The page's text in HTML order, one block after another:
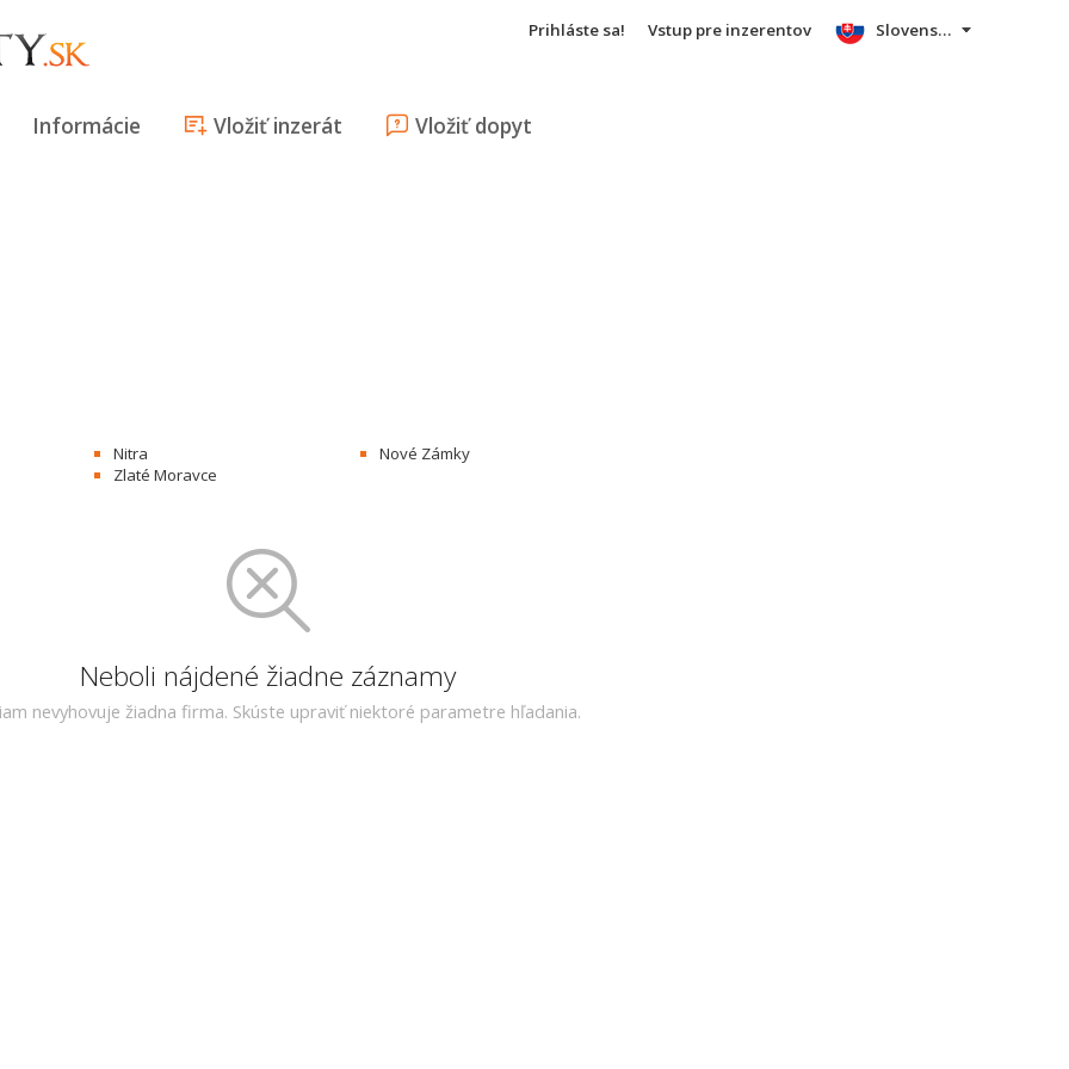
Prihláste sa! Vstup pre inzerentov
Informácie Vložiť inzerát Vložiť dopyt
Slovensky
Nitra
Nové Zámky
Zlaté Moravce
Neboli nájdené žiadne záznamy
nevyhovuje žiadna firma. Skúste upraviť niektoré parametre hľadania.